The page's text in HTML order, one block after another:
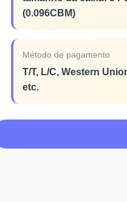
(0.096CBM)
Método de pagamento
T/T, L/C, Western
etc.